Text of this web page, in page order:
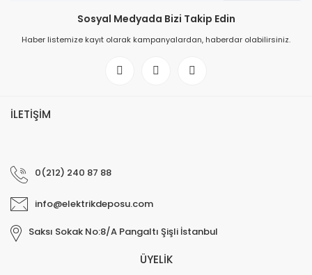
Sosyal Medyada Bizi Takip Edin
Haber listemize kayıt olarak kampanyalardan, haberdar olabilirsiniz.
İLETİŞİM
0(212) 240 87 88
info@elektrikdeposu.com
Saksı Sokak No:8/A Pangaltı Şişli İstanbul
ÜYELİK